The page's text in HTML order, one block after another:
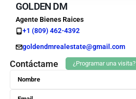
GOLDEN DM
Agente Bienes Raices
+1 (809) 462-4392
goldendmrealestate@gmail.com
Contáctame ¿Programar una visita?